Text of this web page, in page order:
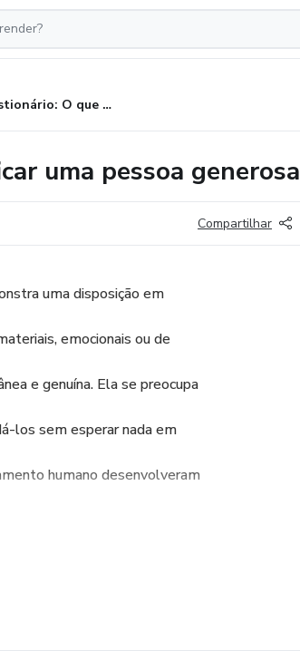
Questionário: O que é e como identificar uma pessoa generosa
uma pessoa generosa
Compartilhar
uma disposição em
emocionais ou de
e genuína. Ela se preocupa
los sem esperar nada em
humano desenvolveram
é uma pessoa generosa.